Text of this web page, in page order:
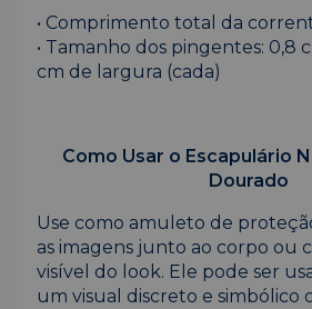
• Comprimento total da
• Tamanho dos pingentes: 0,8
cm de largura (cada)
Como Usar o Escapulário
Dourado
Use como amuleto de
as imagens junto ao corpo ou
visível do look. Ele pode ser
um visual discreto e simbólico